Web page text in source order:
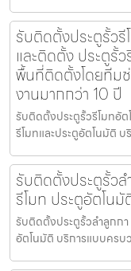
รับติดตั้งประตูรั้วรี
และติดตั้ง ประตูรั้
พื้นที่ติดตั้งโดยทีม
งานมากกว่า 10 ปี
รับติดตั้งประตูรั้วรีโมทอัต
รีโมทและประตูอัตโนมัติ
รับติดตั้งประตูรั้ว
รีโมท ประตูอัตโนมั
รับติดตั้งประตูรั้วลำลูกกา
อัตโนมัติ บริการแบบครบ